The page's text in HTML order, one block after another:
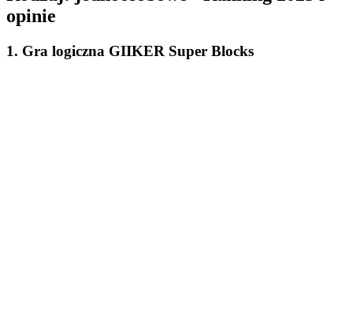
opinie
1. Gra logiczna GIIKER Super Blocks